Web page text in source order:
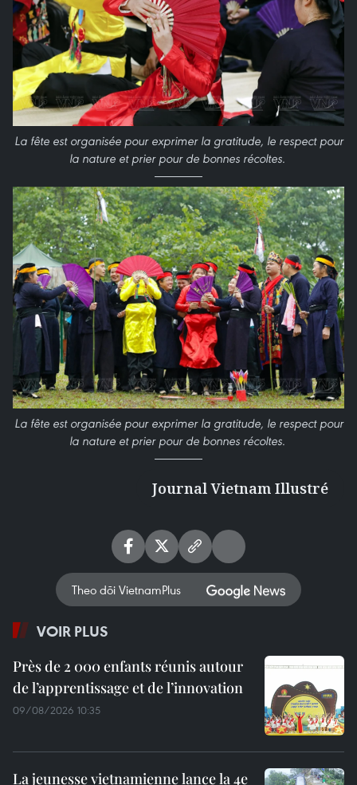
La fête est organisée pour exprimer la gratitude, le respect pour
la nature et prier pour de bonnes récoltes.
La fête est organisée pour exprimer la gratitude, le respect pour
la nature et prier pour de bonnes récoltes.
Journal Vietnam Illustré
Theo dõi VietnamPlus
VOIR PLUS
Près de 2 000 enfants réunis autour
de l’apprentissage et de l’innovation
09/08/2026 10:35
La jeunesse vietnamienne lance la 4e